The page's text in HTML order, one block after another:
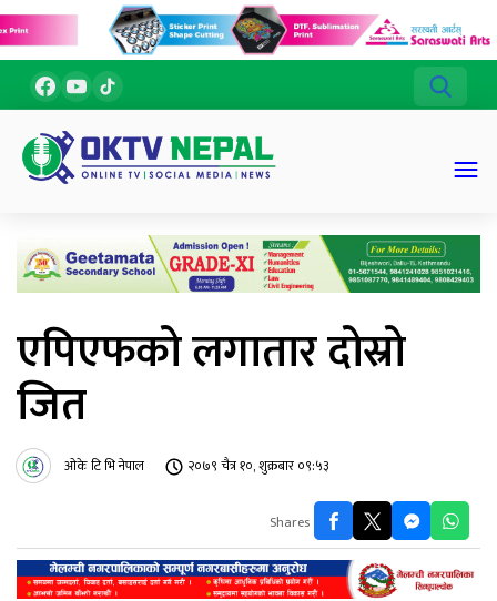
एपिएफको लगातार दोस्रो
जित
ओके टि भि नेपाल २०७९ चैत्र १०, शुक्रबार ०९:५३
Shares